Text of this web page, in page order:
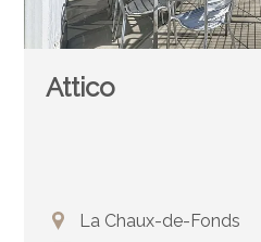
Attico
La Chaux-de-Fonds